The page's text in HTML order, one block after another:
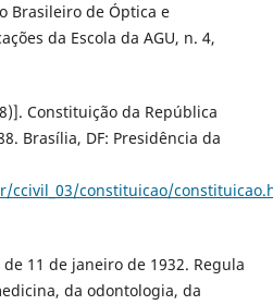
Brasileiro de Óptica e
da Escola da AGU, n. 4,
Constituição da República
Brasília, DF: Presidência da
ccivil_03/constituicao/
de 11 de janeiro de 1932. Regula
da odontologia, da